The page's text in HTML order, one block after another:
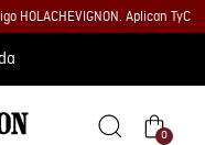
HOLACHEVIGNON. Aplican TyC
0